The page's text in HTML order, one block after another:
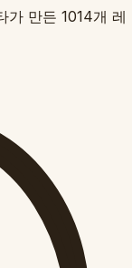
가 만든 1014개 레